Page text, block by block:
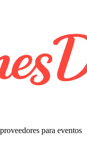
para eventos